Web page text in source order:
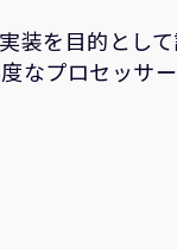
装を目的とし
プロセッサー